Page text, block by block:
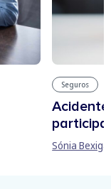
Seguros
Sónia Bexiga